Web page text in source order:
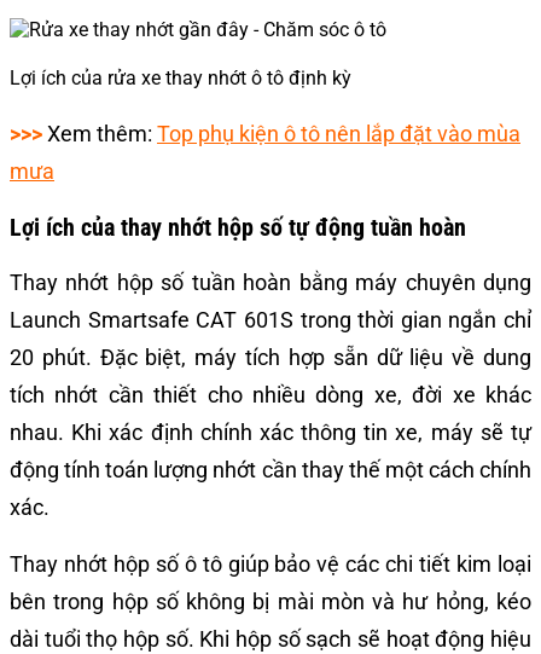
Lợi ích của rửa xe thay nhớt ô tô định kỳ
>>>Xem thêm: Top phụ kiện ô tô nên lắp đặt vào mùa
mưa
Lợi ích của thay nhớt hộp số tự động tuần hoàn
Thay nhớt hộp số tuần hoàn bằng máy chuyên dụng
Launch Smartsafe CAT 601S trong thời gian ngắn chỉ
20 phút. Đặc biệt, máy tích hợp sẵn dữ liệu về dung
tích nhớt cần thiết cho nhiều dòng xe, đời xe khác
nhau. Khi xác định chính xác thông tin xe, máy sẽ tự
động tính toán lượng nhớt cần thay thế một cách chính
xác.
Thay nhớt hộp số ô tô giúp bảo vệ các chi tiết kim loại
bên trong hộp số không bị mài mòn và hư hỏng, kéo
dài tuổi thọ hộp số. Khi hộp số sạch sẽ hoạt động hiệu